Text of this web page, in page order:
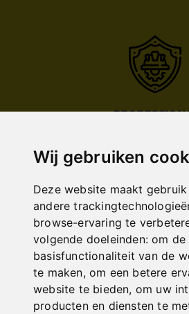
Wij gebruiken
Deze website maakt
andere
browse-ervaring te
volgende doeleinden:om de
basisfunctionaliteit van de
te maken,om een betere
website te bieden, om uw
producten en diensten te
INDUSTRIAL